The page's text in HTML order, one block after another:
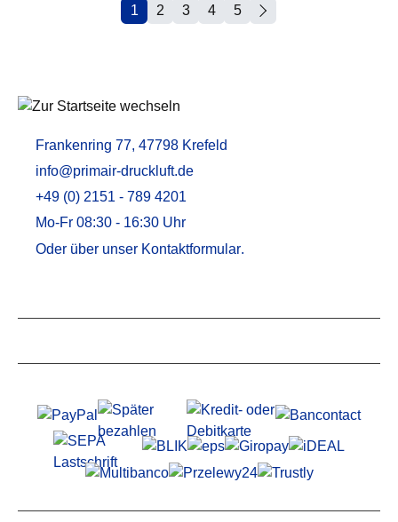
1 2 3 4 5
Frankenring 77, 47798 Krefeld
info@primair-druckluft.de
+49 (0) 2151 - 789 4201
Mo-Fr 08:30 - 16:30 Uhr
Oder über unser Kontaktformular.